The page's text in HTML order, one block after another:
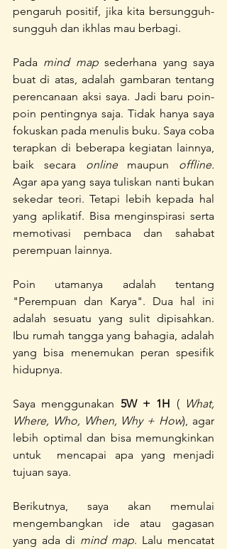
pengaruh positif, jika kita bersungguh-
sungguh dan ikhlas mau berbagi.
Pada mind map sederhana yang saya
buat di atas, adalah gambaran tentang
perencanaan aksi saya. Jadi baru poin-
poin pentingnya saja. Tidak hanya saya
fokuskan pada menulis buku. Saya coba
terapkan di beberapa kegiatan lainnya,
baik secara online maupun
Agar apa yang saya tuliskan nanti bukan
sekedar teori. Tetapi lebih kepada hal
yang aplikatif. Bisa menginspirasi serta
memotivasi pembaca dan sahabat
perempuan lainnya.
Poin utamanya adalah tentang
"Perempuan dan Karya". Dua hal ini
adalah sesuatu yang sulit dipisahkan.
Ibu rumah tangga yang bahagia, adalah
yang bisa menemukan peran spesifik
hidupnya.
Saya menggunakan 5W + 1H ( What,
Where, Who, When, Why + How), agar
lebih optimal dan bisa memungkinkan
untuk  mencapai apa yang menjadi
tujuan saya.
Berikutnya, saya akan memulai
mengembangkan ide atau gagasan
yang ada di mind map. Lalu mencatat